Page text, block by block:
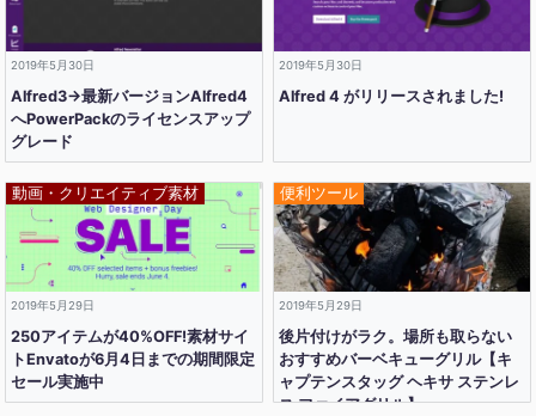
2019年5月30日
Alfred3→最新バージョンAlfred4
へPowerPackのライセンスアップ
グレード
2019年5月30日
Alfred 4 がリリースされました!
動画・クリエイティブ素材
2019年5月29日
250アイテムが40%OFF!素材サイ
トEnvatoが6月4日までの期間限定
セール実施中
便利ツール
2019年5月29日
後片付けがラク。場所も取らない
おすすめバーベキューグリル【キ
ャプテンスタッグ ヘキサ ステンレ
ス ファイアグリル】